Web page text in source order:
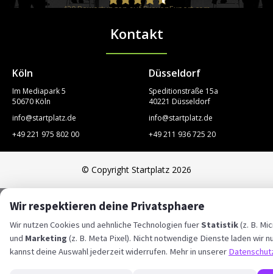
STARTPLATZ
420Bewertungen auf ProvenExpert.com
Kontakt
Köln
Im Mediapark 5
50670 Köln
info@startplatz.de
+49 221 975 802 00
Düsseldorf
Speditionstraße 15a
40221 Düsseldorf
info@startplatz.de
+49 211 936 725 20
© Copyright Startplatz 2026
Wir respektieren deine Privatsphaere
Wir nutzen Cookies und aehnliche Technologien fuerStatistik(z. B.
und Marketing (z. B. Meta Pixel). Nicht notwendige Dienste laden wir
kannst deine Auswahl jederzeit widerrufen. Mehr in unserer